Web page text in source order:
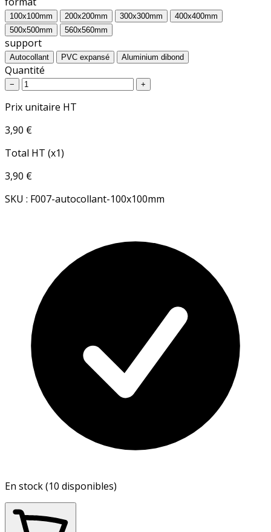
100x100mm 200x200mm 300x300mm
400x400mm
500x500mm
560x560mm
support
Autocollant PVC expansé Aluminium dibond
Quantité
− +
Prix unitaire HT
3,90 €
Total HT (x1)
3,90 €
SKU : F007-autocollant-100x100mm
En stock (10 disponibles)